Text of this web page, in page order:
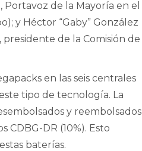
Portavoz de la Mayoría en el
y Héctor “Gaby” González
de la Comisión de
en las seis centrales
tipo de tecnología. La
y reembolsados
DR (10%). Esto
baterías.